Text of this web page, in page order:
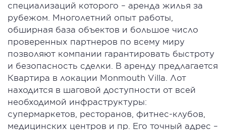
специализаций которого – аренда жилья за
рубежом. Многолетний опыт работы,
обширная база объектов и большое число
проверенных партнеров по всему миру
позволяют компании гарантировать быстроту
и безопасность сделки. В аренду предлагается
Квартира в локации Monmouth Villa. Лот
находится в шаговой доступности от всей
необходимой инфраструктуры:
супермаркетов, ресторанов, фитнес-клубов,
медицинских центров и пр. Его точный адрес –